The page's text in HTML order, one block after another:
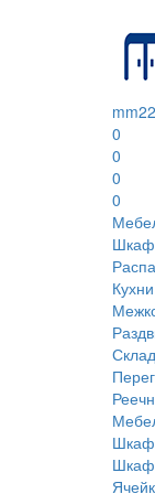
0
0
0
0
Кухни